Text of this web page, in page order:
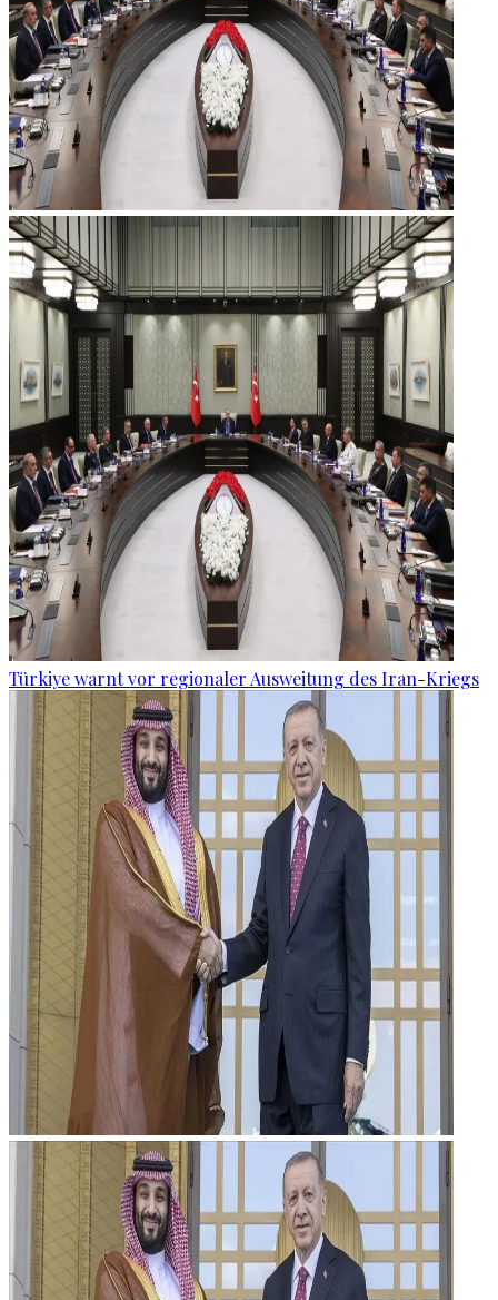
Türkiye warnt vor regionaler Ausweitung des Iran-Kriegs